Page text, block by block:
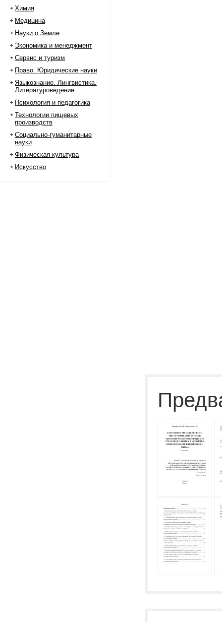
Химия
Медицина
Науки о Земле
Экономика и менеджмент
Сервис и туризм
Право. Юридические науки
Языкознание. Лингвистика.
Литературоведение
Психология и педагогика
Технологии пищевых
производств
Социально-гуманитарные
науки
Физическая культура
Искусство